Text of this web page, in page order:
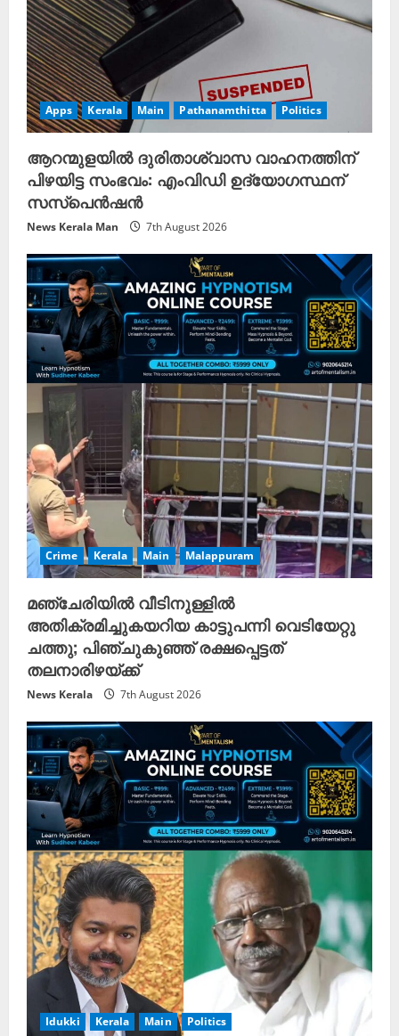
Apps Kerala Main Pathanamthitta Politics
ആറന്മുളയിൽ ദുരിതാശ്വാസ വാഹനത്തിന്
പിഴയിട്ട സംഭവം: എംവിഡി ഉദ്യോഗസ്ഥന്
സസ്പെൻഷൻ
News Kerala Man 7th August 2026
Crime Kerala Main Malappuram
മഞ്ചേരിയിൽ വീടിനുള്ളിൽ
അതിക്രമിച്ചുകയറിയ കാട്ടുപന്നി വെടിയേറ്റു
ചത്തു; പിഞ്ചുകുഞ്ഞ് രക്ഷപ്പെട്ടത്
തലനാരിഴയ്ക്ക്
News Kerala 7th August 2026
Idukki Kerala Main Politics